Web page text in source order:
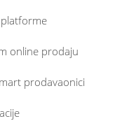
online prodaju
prodavaonici